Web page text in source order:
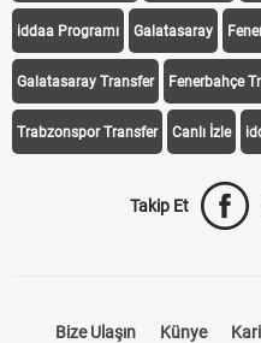
iddaa Programı Galatasaray
Galatasaray Transfer Fenerbahçe
Trabzonspor Transfer Canlı İzle
Takip Et
Bize Ulaşın Künye